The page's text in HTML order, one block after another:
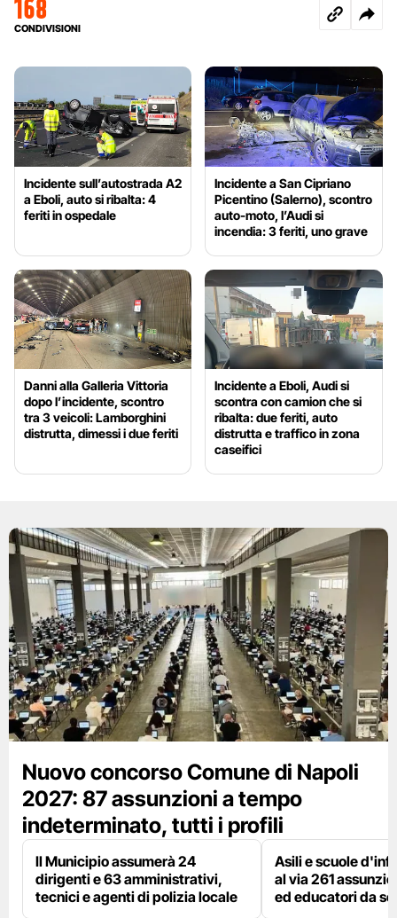
168
CONDIVISIONI
Incidente sull’autostrada A2
a Eboli, auto si ribalta: 4
feriti in ospedale
Incidente a San Cipriano
Picentino (Salerno), scontro
auto-moto, l’Audi si
incendia: 3 feriti, uno grave
Danni alla Galleria Vittoria
dopo l’incidente, scontro
tra 3 veicoli: Lamborghini
distrutta, dimessi i due feriti
Incidente a Eboli, Audi si
scontra con camion che si
ribalta: due feriti, auto
distrutta e traffico in zona
caseifici
Nuovo concorso Comune di Napoli
2027: 87 assunzioni a tempo
indeterminato, tutti i profili
Il Municipio assumerà 24
dirigenti e 63 amministrativi,
tecnici e agenti di polizia locale
Asili e scuole
al via 261
ed educatori da